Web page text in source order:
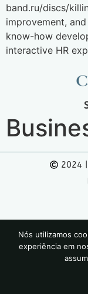
band.ru/discs/
improvement,
know-how
interactive HR
2024
Nós utilizamos
experiência em